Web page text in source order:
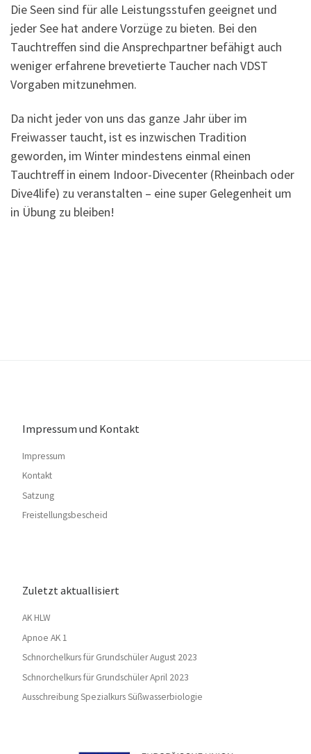
Die Seen sind für alle Leistungsstufen geeignet und
jeder See hat andere Vorzüge zu bieten. Bei den
Tauchtreffen sind die Ansprechpartner befähigt auch
weniger erfahrene brevetierte Taucher nach VDST
Vorgaben mitzunehmen.
Da nicht jeder von uns das ganze Jahr über im
Freiwasser taucht, ist es inzwischen Tradition
geworden, im Winter mindestens einmal einen
Tauchtreff in einem Indoor-Divecenter (Rheinbach oder
Dive4life) zu veranstalten – eine super Gelegenheit um
in Übung zu bleiben!
Impressum und Kontakt
Impressum
Kontakt
Satzung
Freistellungsbescheid
Zuletzt aktuallisiert
AK HLW
Apnoe AK 1
Schnorchelkurs für Grundschüler August 2023
Schnorchelkurs für Grundschüler April 2023
Ausschreibung Spezialkurs Süßwasserbiologie